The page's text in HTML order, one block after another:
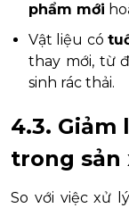
phẩm mới
Vật liệu có
thay mới, từ
sinh rác thải.
4.3.
trong sản
So với việc xử